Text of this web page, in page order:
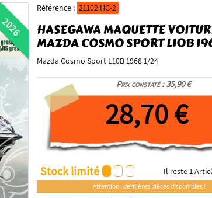
Référence : 21102 HC-2
HASEGAWA MAQUETTE
MAZDA COSMO SPORT L10B
Mazda Cosmo Sport L10B 1968 1/24
Prix constaté : 35,90 €
28,70 €
Stock limité Il reste1
Attention : dernières pièces disponibles !